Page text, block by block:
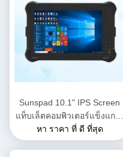
Sunspad 10.1" IPS Screen
แท็บเล็ตคอมพิวเตอร์แข็งแกร่ง
พร้อม Intel Core i5 7200U
และ RAM 8GB + 128GB
หา ราคา ที่ ดี ที่สุด